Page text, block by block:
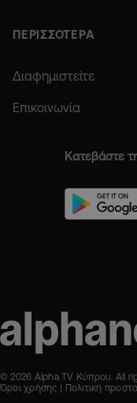
ΠΕΡΙΣΣΟΤΕΡΑ
Διαφημιστείτε
Επικοινωνία
Κατεβάστε
© 2026 Alpha TV Κύπρου. All
Όροι χρήσης
Πολιτική